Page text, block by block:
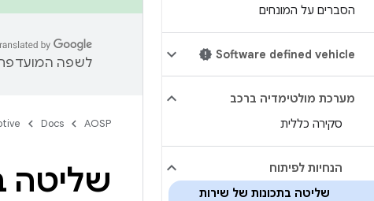
הסברים על המונחים
Software defined vehicle
מערכת מולטימדיה ברכב
סקירה כללית
הנחיות לפיתוח
שליטה בתכונות של שירות
לשפה המועדפת
AOSP
Docs
שליטה